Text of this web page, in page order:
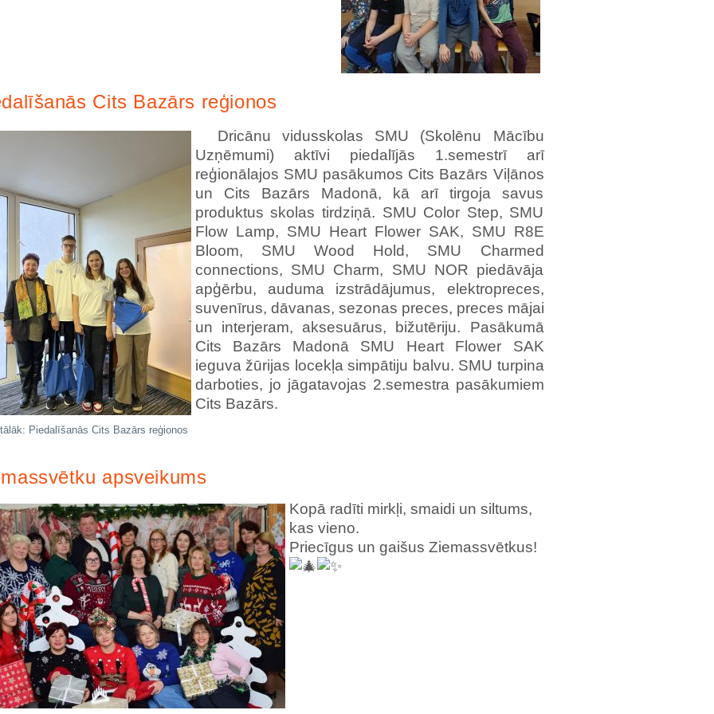
Cits Bazārs reģionos
Dricānu vidusskolas SMU (Skolēnu Mācību
Uzņēmumi) aktīvi piedalījās 1.semestrī arī
reģionālajos SMU pasākumos Cits Bazārs Viļānos
un Cits Bazārs Madonā, kā arī tirgoja savus
produktus skolas tirdziņā. SMU Color Step, SMU
Flow Lamp, SMU Heart Flower SAK, SMU R8E
Bloom, SMU Wood Hold, SMU Charmed
connections, SMU Charm, SMU NOR piedāvāja
apģērbu, auduma izstrādājumus, elektropreces,
suvenīrus, dāvanas, sezonas preces, preces mājai
un interjeram, aksesuārus, bižutēriju. Pasākumā
Cits Bazārs Madonā SMU Heart Flower SAK
ieguva žūrijas locekļa simpātiju balvu. SMU turpina
darboties, jo jāgatavojas 2.semestra pasākumiem
Cits Bazārs.
Piedalīšanās Cits Bazārs reģionos
apsveikums
Kopā radīti mirkļi, smaidi un siltums,
kas vieno.
Priecīgus un gaišus Ziemassvētkus!